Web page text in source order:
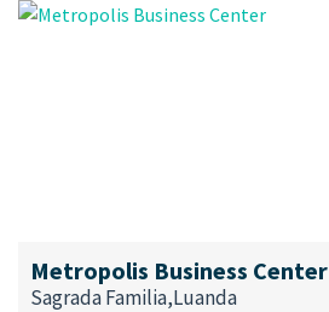
Metropolis Business Center
Sagrada Familia,Luanda